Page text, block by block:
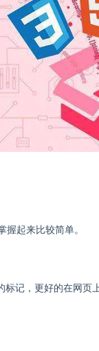
起来比较简单。
记，更好的在网